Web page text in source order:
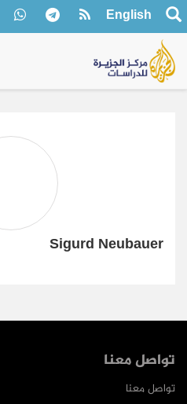
English
Sigurd Neubauer
تواصل معنا
تواصل معنا